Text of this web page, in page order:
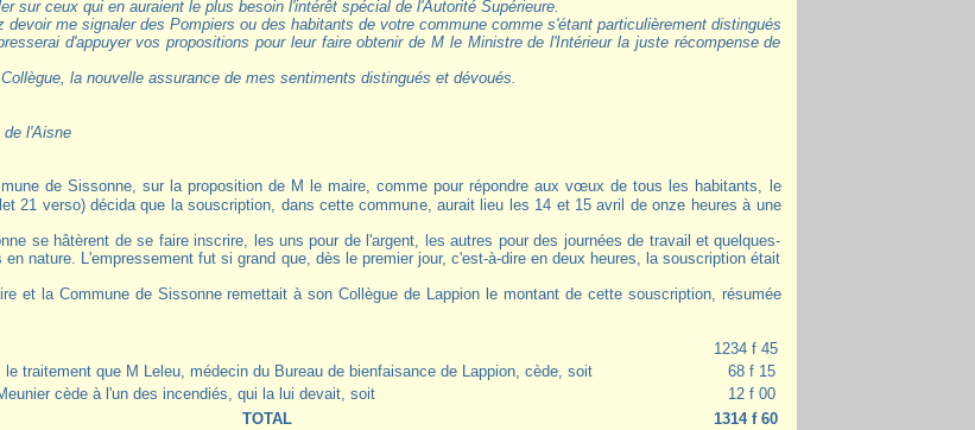
sur ceux qui en auraient le plus besoin l'intérêt spécial de l'Autorité Supérieure.
devoir me signaler des Pompiers ou des habitants de votre commune comme s'étant particulièrement distingués
d'appuyer vos propositions pour leur faire obtenir de M le Ministre de l'Intérieur la juste récompense de
la nouvelle assurance de mes sentiments distingués et dévoués.
de l'Aisne
21 verso) décida que la souscription, dans cette commune, aurait lieu les 14 et 15 avril de onze heures à une
se hâtèrent de se faire inscrire, les uns pour de l'argent, les autres pour des journées de travail et quelques-
nature. L'empressement fut si grand que, dès le premier jour, c'est-à-dire en deux heures, la souscription était
et la Commune de Sissonne remettait à son Collègue de Lappion le montant de cette souscription, résumée
1234 f 45
traitement que M Leleu, médecin du Bureau de bienfaisance de Lappion, cède, soit
68 f 15
cède à l'un des incendiés, qui la lui devait, soit
12 f 00
TOTAL
1314 f 60